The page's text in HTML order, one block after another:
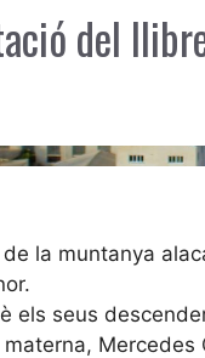
del
la muntanya
els seus